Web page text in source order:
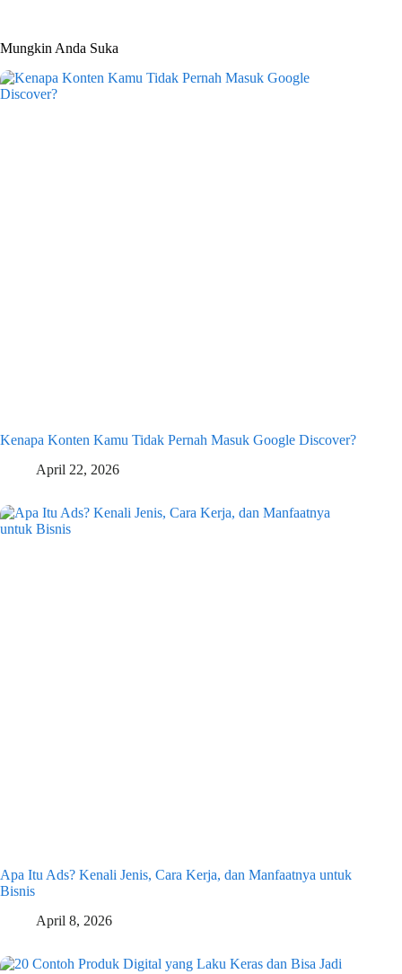
Mungkin Anda Suka
Kenapa Konten Kamu Tidak Pernah Masuk Google Discover?
April 22, 2026
Apa Itu Ads? Kenali Jenis, Cara Kerja, dan Manfaatnya untuk
Bisnis
April 8, 2026